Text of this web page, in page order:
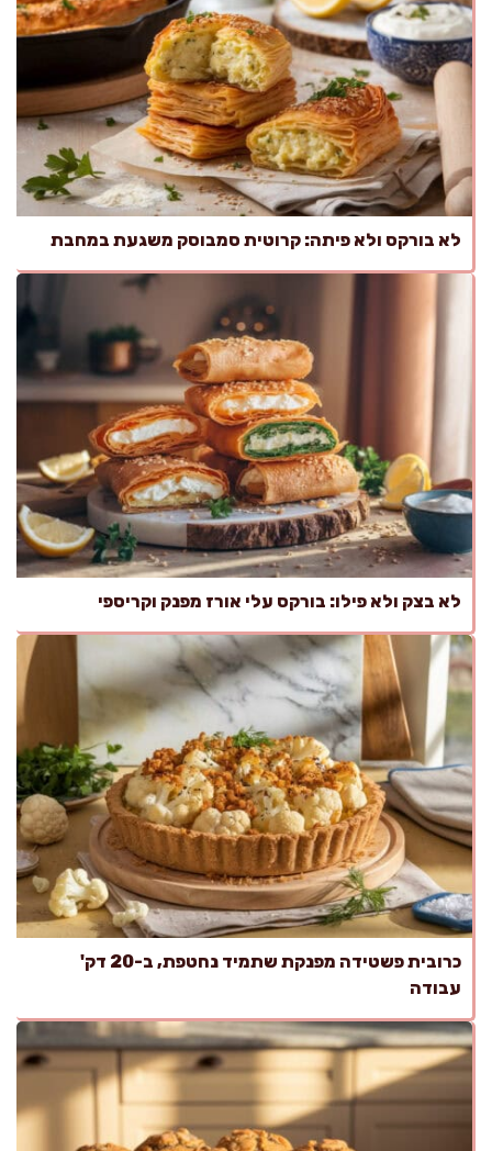
לא בורקס ולא פיתה: קרוטית סמבוסק משגעת במחבת
לא בצק ולא פילו: בורקס עלי אורז מפנק וקריספי
כרובית פשטידה מפנקת שתמיד נחטפת, ב-20 דק'
עבודה